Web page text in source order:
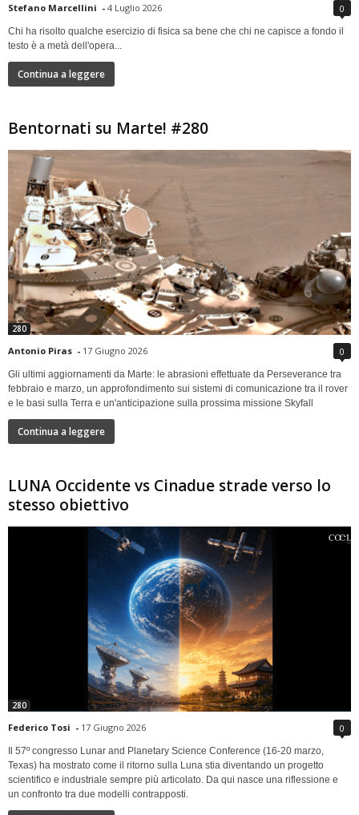
Stefano Marcellini - 4 Luglio 2026 0
Chi ha risolto qualche esercizio di fisica sa bene che chi ne capisce a fondo il
testo è a metà dell'opera...
Continua a leggere
Bentornati su Marte! #280
280
Antonio Piras - 17 Giugno 2026 0
Gli ultimi aggiornamenti da Marte: le abrasioni effettuate da Perseverance tra
febbraio e marzo, un approfondimento sui sistemi di comunicazione tra il rover
e le basi sulla Terra e un'anticipazione sulla prossima missione Skyfall
Continua a leggere
LUNA Occidente vs Cinadue strade verso lo
stesso obiettivo
280
Federico Tosi - 17 Giugno 2026 0
Il 57º congresso Lunar and Planetary Science Conference (16-20 marzo,
Texas) ha mostrato come il ritorno sulla Luna stia diventando un progetto
scientifico e industriale sempre più articolato. Da qui nasce una riflessione e
un confronto tra due modelli contrapposti.